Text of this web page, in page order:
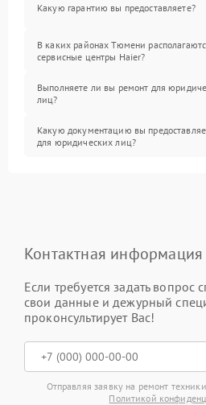
Какую гарантию вы предоставляете?
В каких районах Тюмени
сервисные центры Haier?
Выполняете ли вы ремонт для
лиц?
Какую документацию вы
для юридических лиц?
Контактная информация
Если требуется задать вопрос
свои данные и дежурный
проконсультирует Вас!
Отправляя заявку на ремонт
Политикой